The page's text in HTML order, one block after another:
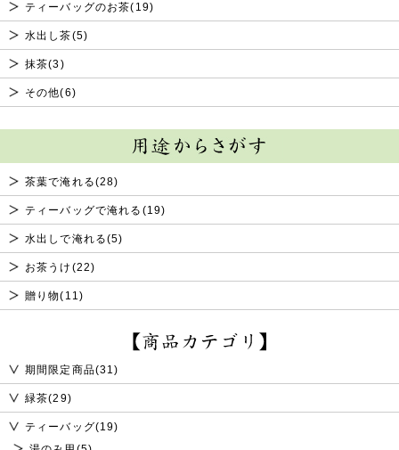
ティーバッグのお茶(19)
水出し茶(5)
抹茶(3)
その他(6)
茶葉で淹れる(28)
ティーバッグで淹れる(19)
水出しで淹れる(5)
お茶うけ(22)
贈り物(11)
期間限定商品(31)
緑茶(29)
ティーバッグ(19)